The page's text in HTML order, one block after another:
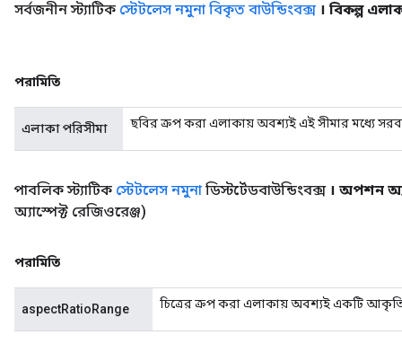
সর্বজনীন স্ট্যাটিক স্টেটলেস নমুনা বিকৃত বাউন্ডিংবক্স । বিকল্প
পরামিতি
এলাকা পরিসীমা ছবির ক্রপ করা এলাকায় অবশ্যই এই সীমার মধ্যে
পাবলিক স্ট্যাটিক স্টেটলেস নমুনা ডিস্টর্টেডবাউন্ডিংবক্স । অপশন
অ্যাস্পেক্ট রেজিওরেঞ্জ)
পরামিতি
aspectRatioRange চিত্রের ক্রপ করা এলাকায় অবশ্যই একটি